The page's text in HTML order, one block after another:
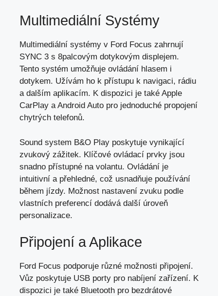
Multimediální Systémy
Multimediální systémy v Ford Focus zahrnují
SYNC 3 s 8palcovým dotykovým displejem.
Tento systém umožňuje ovládání hlasem i
dotykem. Užívám ho k přístupu k navigaci, rádiu
a dalším aplikacím. K dispozici je také Apple
CarPlay a Android Auto pro jednoduché propojení
chytrých telefonů.
Sound system B&O Play poskytuje vynikající
zvukový zážitek. Klíčové ovládací prvky jsou
snadno přístupné na volantu. Ovládání je
intuitivní a přehledné, což usnadňuje používání
během jízdy. Možnost nastavení zvuku podle
vlastních preferencí dodává další úroveň
personalizace.
Připojení a Aplikace
Ford Focus podporuje různé možnosti připojení.
Vůz poskytuje USB porty pro nabíjení zařízení. K
dispozici je také Bluetooth pro bezdrátové